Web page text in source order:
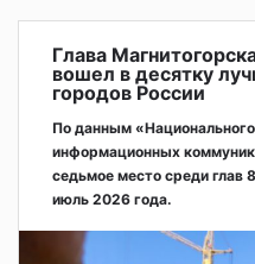
Глава
вошел в десятку
городов России
По данным
информационных
седьмое место среди глав
июль 2026 года.